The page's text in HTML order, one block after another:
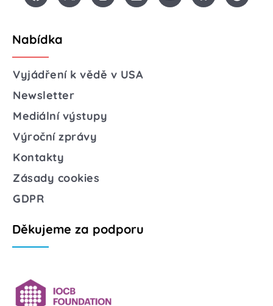
Nabídka
Vyjádření k vědě v USA
Newsletter
Mediální výstupy
Výroční zprávy
Kontakty
Zásady cookies
GDPR
Děkujeme za podporu